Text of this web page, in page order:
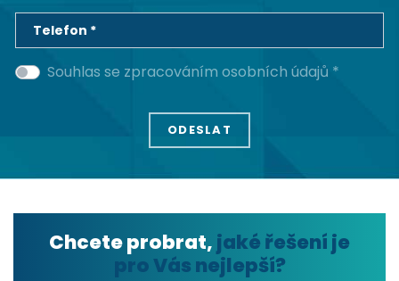
Telefon *
Souhlas se zpracováním osobních údajů *
Chcete probrat,jaké řešení je
pro Vás nejlepší?